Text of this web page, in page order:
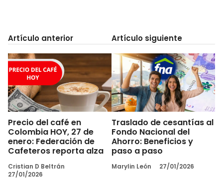
Artículo anterior
Precio del café en
Colombia HOY, 27 de
enero: Federación de
Cafeteros reporta alza
Cristian D Beltrán
27/01/2026
Artículo siguiente
Traslado de cesantías al
Fondo Nacional del
Ahorro: Beneficios y
paso a paso
Marylin León 27/01/2026